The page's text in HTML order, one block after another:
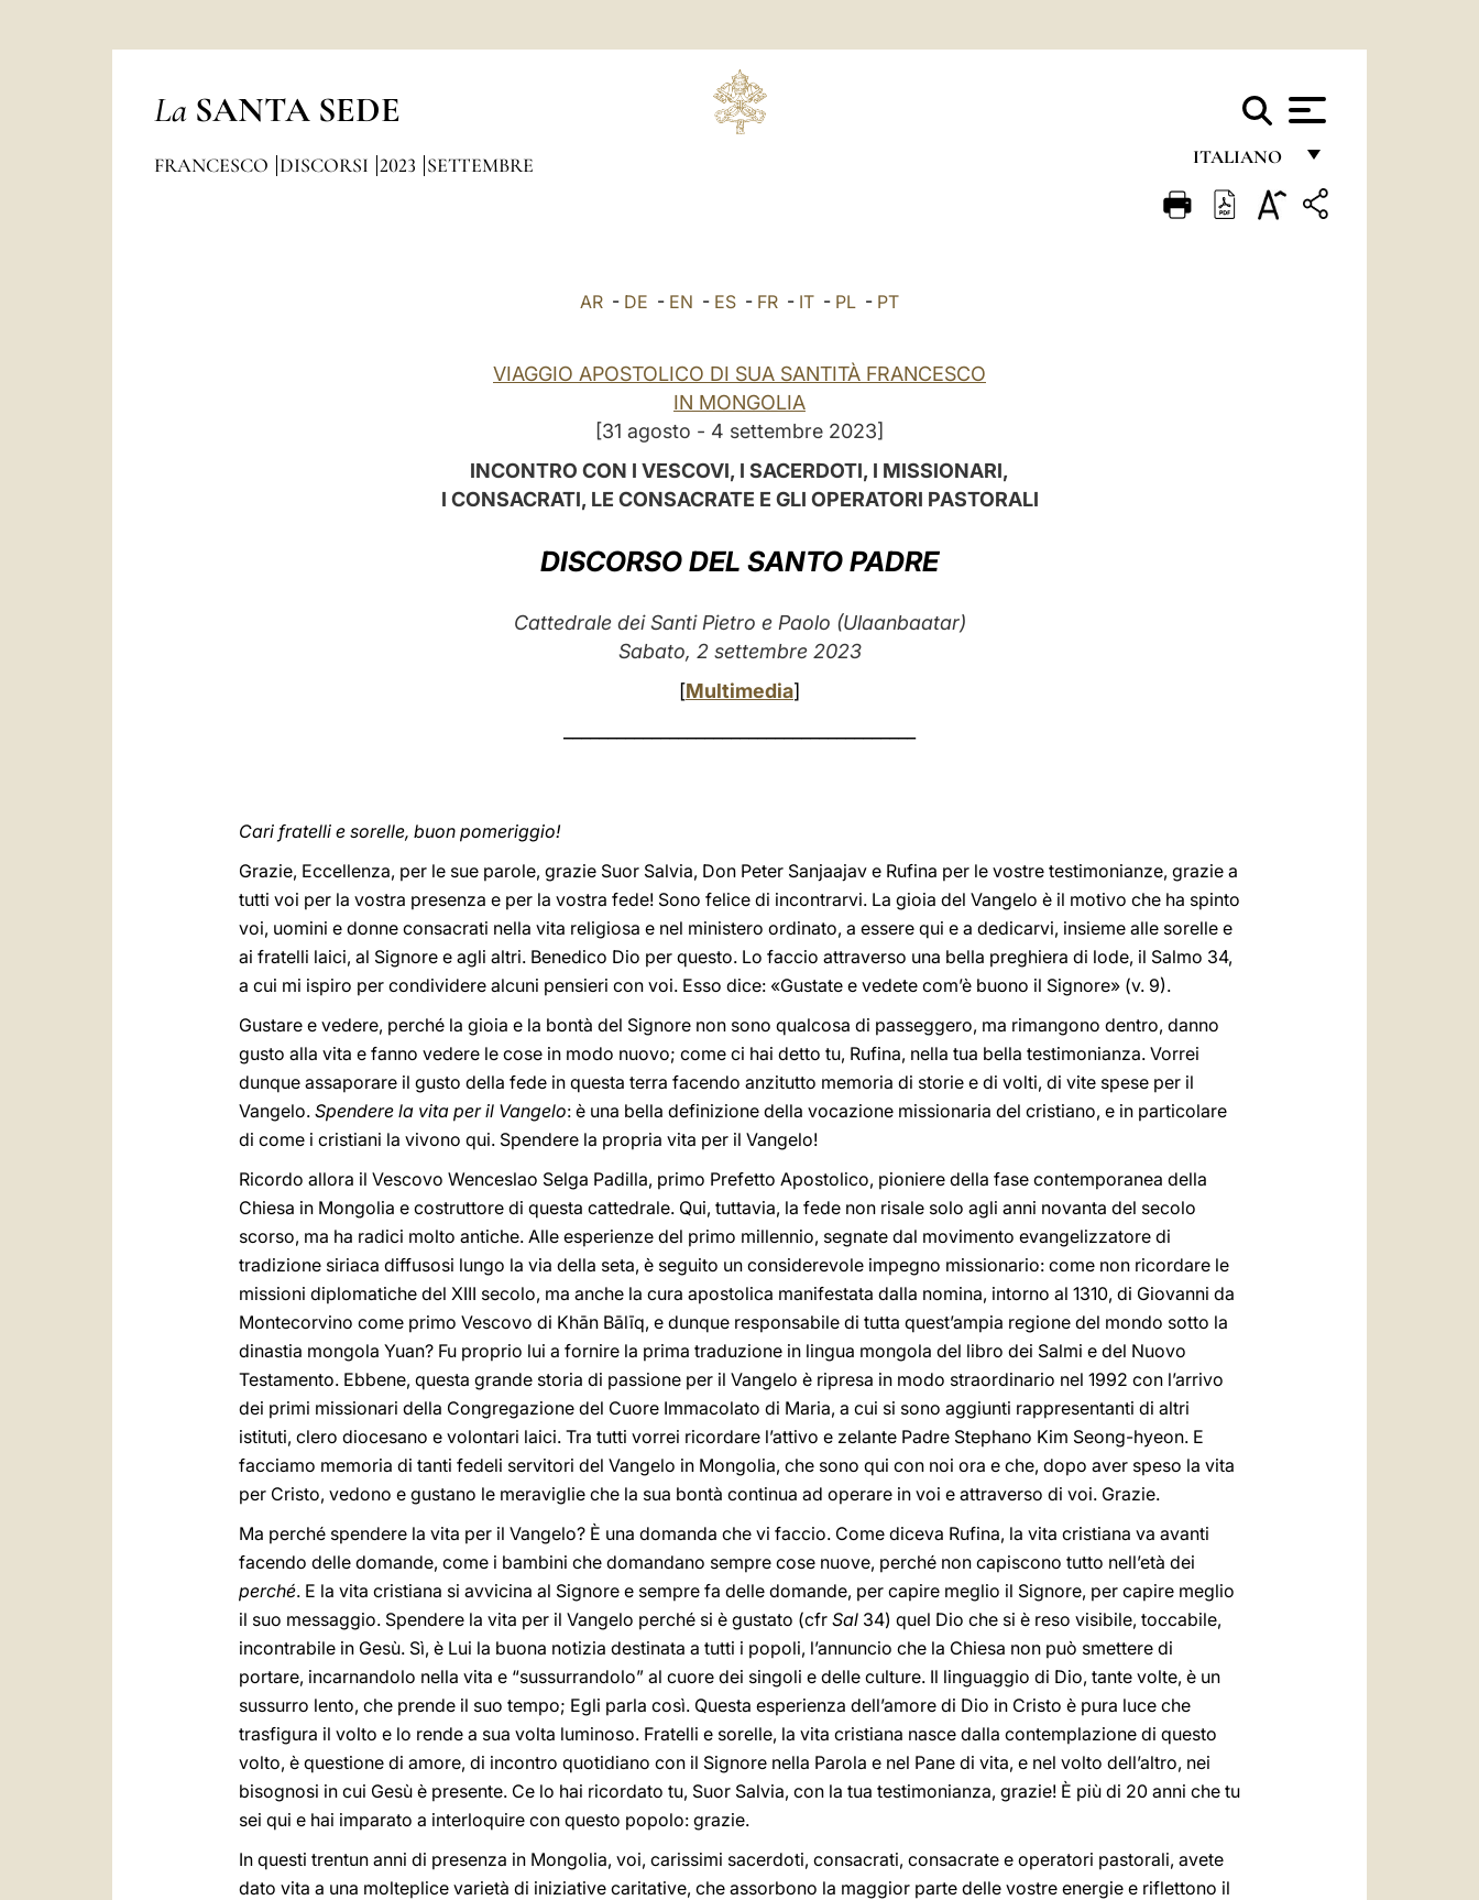
La SANTA SEDE
ITALIANO
FRANÇAIS
FRANCESCO DISCORSI 2023 SETTEMBRE
AR - DE - EN - ES - FR - IT - PL - PT
VIAGGIO APOSTOLICO DI SUA SANTITÀ FRANCESCO
IN MONGOLIA
[31 agosto - 4 settembre 2023]
INCONTRO CON I VESCOVI, I SACERDOTI, I MISSIONARI,
I CONSACRATI, LE CONSACRATE E GLI OPERATORI PASTORALI
DISCORSO DEL SANTO PADRE
Cattedrale dei Santi Pietro e Paolo (Ulaanbaatar)
Sabato, 2 settembre 2023
[Multimedia]
Cari fratelli e sorelle, buon pomeriggio!
Grazie, Eccellenza, per le sue parole, grazie Suor Salvia, Don Peter Sanjaajav e Rufina per le vostre testimonianze, grazie a
tutti voi per la vostra presenza e per la vostra fede! Sono felice di incontrarvi. La gioia del Vangelo è il motivo che ha spinto
voi, uomini e donne consacrati nella vita religiosa e nel ministero ordinato, a essere qui e a dedicarvi, insieme alle sorelle e
ai fratelli laici, al Signore e agli altri. Benedico Dio per questo. Lo faccio attraverso una bella preghiera di lode, il Salmo 34,
a cui mi ispiro per condividere alcuni pensieri con voi. Esso dice: «Gustate e vedete com’è buono il Signore» (v. 9).
Gustare e vedere, perché la gioia e la bontà del Signore non sono qualcosa di passeggero, ma rimangono dentro, danno
gusto alla vita e fanno vedere le cose in modo nuovo; come ci hai detto tu, Rufina, nella tua bella testimonianza. Vorrei
dunque assaporare il gusto della fede in questa terra facendo anzitutto memoria di storie e di volti, di vite spese per il
Vangelo. Spendere la vita per il Vangelo: è una bella definizione della vocazione missionaria del cristiano, e in particolare
di come i cristiani la vivono qui. Spendere la propria vita per il Vangelo!
Ricordo allora il Vescovo Wenceslao Selga Padilla, primo Prefetto Apostolico, pioniere della fase contemporanea della
Chiesa in Mongolia e costruttore di questa cattedrale. Qui, tuttavia, la fede non risale solo agli anni novanta del secolo
scorso, ma ha radici molto antiche. Alle esperienze del primo millennio, segnate dal movimento evangelizzatore di
tradizione siriaca diffusosi lungo la via della seta, è seguito un considerevole impegno missionario: come non ricordare le
missioni diplomatiche del XIII secolo, ma anche la cura apostolica manifestata dalla nomina, intorno al 1310, di Giovanni da
Montecorvino come primo Vescovo di Khān Bālīq, e dunque responsabile di tutta quest’ampia regione del mondo sotto la
dinastia mongola Yuan? Fu proprio lui a fornire la prima traduzione in lingua mongola del libro dei Salmi e del Nuovo
Testamento. Ebbene, questa grande storia di passione per il Vangelo è ripresa in modo straordinario nel 1992 con l’arrivo
dei primi missionari della Congregazione del Cuore Immacolato di Maria, a cui si sono aggiunti rappresentanti di altri
istituti, clero diocesano e volontari laici. Tra tutti vorrei ricordare l’attivo e zelante Padre Stephano Kim Seong-hyeon. E
facciamo memoria di tanti fedeli servitori del Vangelo in Mongolia, che sono qui con noi ora e che, dopo aver speso la vita
per Cristo, vedono e gustano le meraviglie che la sua bontà continua ad operare in voi e attraverso di voi. Grazie.
Ma perché spendere la vita per il Vangelo? È una domanda che vi faccio. Come diceva Rufina, la vita cristiana va avanti
facendo delle domande, come i bambini che domandano sempre cose nuove, perché non capiscono tutto nell’età dei
perché. E la vita cristiana si avvicina al Signore e sempre fa delle domande, per capire meglio il Signore, per capire meglio
il suo messaggio. Spendere la vita per il Vangelo perché si è gustato (cfr Sal 34) quel Dio che si è reso visibile, toccabile,
incontrabile in Gesù. Sì, è Lui la buona notizia destinata a tutti i popoli, l’annuncio che la Chiesa non può smettere di
portare, incarnandolo nella vita e “sussurrandolo” al cuore dei singoli e delle culture. Il linguaggio di Dio, tante volte, è un
sussurro lento, che prende il suo tempo; Egli parla così. Questa esperienza dell’amore di Dio in Cristo è pura luce che
trasfigura il volto e lo rende a sua volta luminoso. Fratelli e sorelle, la vita cristiana nasce dalla contemplazione di questo
volto, è questione di amore, di incontro quotidiano con il Signore nella Parola e nel Pane di vita, e nel volto dell’altro, nei
bisognosi in cui Gesù è presente. Ce lo hai ricordato tu, Suor Salvia, con la tua testimonianza, grazie! È più di 20 anni che tu
sei qui e hai imparato a interloquire con questo popolo: grazie.
In questi trentun anni di presenza in Mongolia, voi, carissimi sacerdoti, consacrati, consacrate e operatori pastorali, avete
dato vita a una molteplice varietà di iniziative caritative, che assorbono la maggior parte delle vostre energie e riflettono il